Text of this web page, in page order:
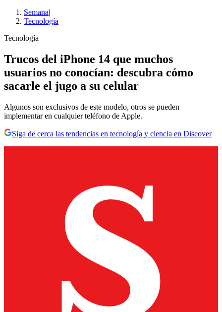
Semana|
Tecnología
Tecnología
Trucos del iPhone 14 que muchos
usuarios no conocían: descubra cómo
sacarle el jugo a su celular
Algunos son exclusivos de este modelo, otros se pueden
implementar en cualquier teléfono de Apple.
Siga de cerca las tendencias en tecnología y ciencia en Discover